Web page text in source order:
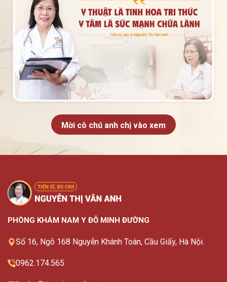
Mời cô chú anh chị vào xem
PHÒNG KHÁM NAM Y ĐỖ MINH ĐƯỜNG
Số 16, Ngõ 168 Nguyễn Khánh Toàn, Cầu Giấy, Hà Nội.
0962.174.565